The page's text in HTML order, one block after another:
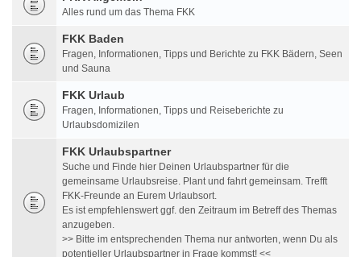
Alles rund um das Thema FKK
FKK Baden
Fragen, Informationen, Tipps und Berichte zu FKK Bädern, Seen
und Sauna
FKK Urlaub
Fragen, Informationen, Tipps und Reiseberichte zu
Urlaubsdomizilen
FKK Urlaubspartner
Suche und Finde hier Deinen Urlaubspartner für die
gemeinsame Urlaubsreise. Plant und fahrt gemeinsam. Trefft
FKK-Freunde an Eurem Urlaubsort.
Es ist empfehlenswert ggf. den Zeitraum im Betreff des Themas
anzugeben.
>> Bitte im entsprechenden Thema nur antworten, wenn Du als
potentieller Urlaubspartner in Frage kommst! <<